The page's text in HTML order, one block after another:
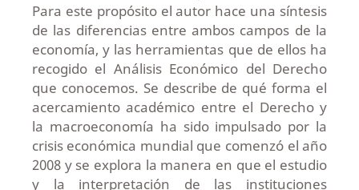
Para este propósito el autor hace una síntesis
de las diferencias entre ambos campos de la
economía, y las herramientas que de ellos ha
recogido el Análisis Económico del Derecho
que conocemos. Se describe de qué forma el
acercamiento académico entre el Derecho y
la macroeconomía ha sido impulsado por la
crisis económica mundial que comenzó el año
2008 y se explora la manera en que el estudio
y la interpretación de las instituciones